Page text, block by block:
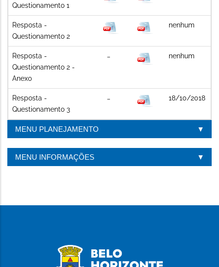
Questionamento 1
Resposta -
Questionamento 2
nenhum
Resposta -
Questionamento 2 -
Anexo
nenhum
Resposta -
Questionamento 3
18/10/2018
MENU PLANEJAMENTO
MENU INFORMAÇÕES